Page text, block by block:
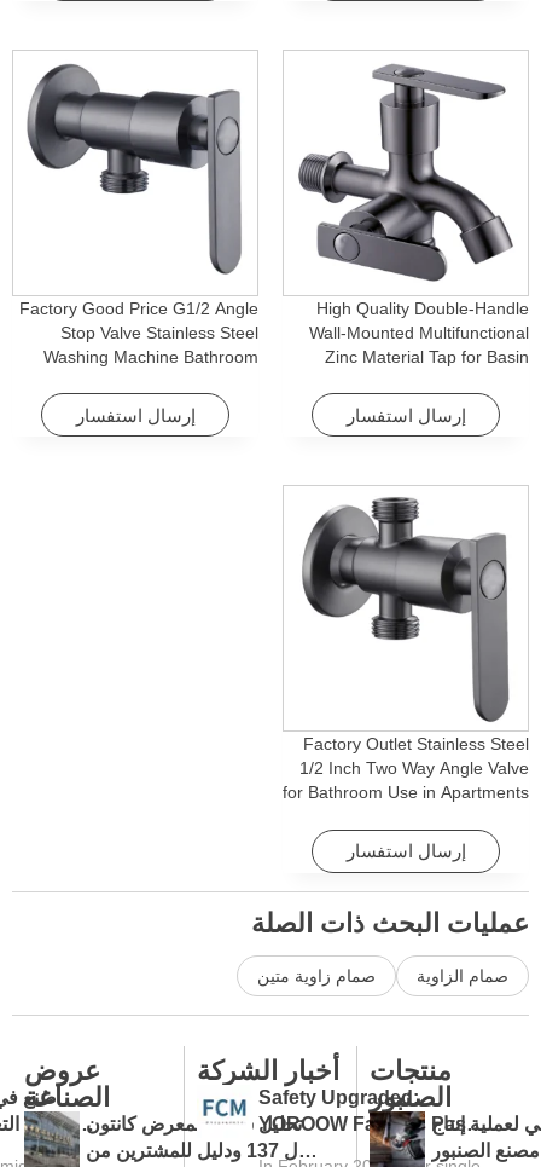
High Quality Double-Handle
Wall-Mounted Multifunctional
Zinc Material Tap for Basin
Homes
إرسال استفسار
Factory Good Price G1/2 Angle
Stop Valve Stainless Steel
Washing Machine Bathroom
Apartments & Hotels
إرسال استفسار
Factory Outlet Stainless Steel
1/2 Inch Two Way Angle Valve
for Bathroom Use in Apartments
إرسال استفسار
عمليات البحث ذات الصلة
صمام الزاوية صمام زاوية متين
صُنع
تقلبات
تطور
عروض
الصناعة
تحليل شامل لمعرض كانتون
ال 137 ودليل للمشترين من
أخبار الشركة
Safety Upgraded:
YOROOW Faucets Pass
FCM Testing
منتجات
الصنبور
لعملية إنتاج
مصنع الصنبور